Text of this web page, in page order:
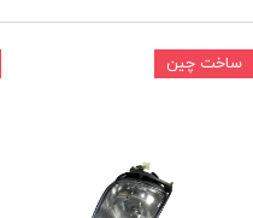
ساخت چین